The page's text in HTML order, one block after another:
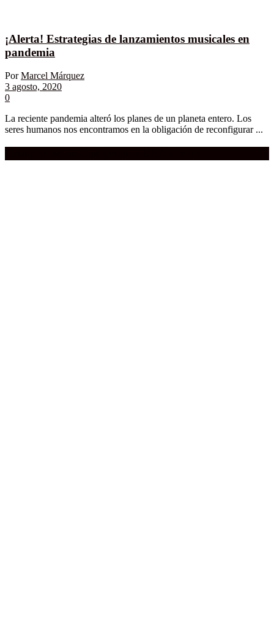
¡Alerta! Estrategias de lanzamientos musicales en
pandemia
Por Marcel Márquez
3 agosto, 2020
0
La reciente pandemia alteró los planes de un planeta entero. Los
seres humanos nos encontramos en la obligación de reconfigurar ...